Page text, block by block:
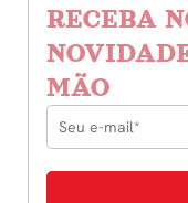
RECEBA
MÃO